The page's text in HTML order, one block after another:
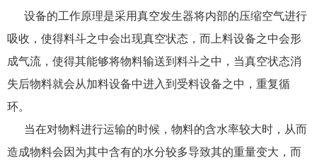
设备的工作原理是采用真空发生器将内部的压缩空气进行
吸收，使得料斗之中会出现真空状态，而上料设备之中会形
成气流，使得其能够将物料输送到料斗之中，当真空状态消
失后物料就会从加料设备中进入到受料设备之中，重复循
环。
当在对物料进行运输的时候，物料的含水率较大时，从而
造成物料会因为其中含有的水分较多导致其的重量变大，而